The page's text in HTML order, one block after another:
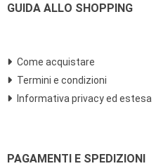
GUIDA ALLO SHOPPING
Come acquistare
Termini e condizioni
Informativa privacy ed estesa
PAGAMENTI E SPEDIZIONI